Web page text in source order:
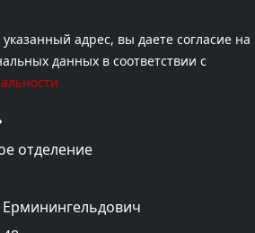
адрес, вы даете согласие на
данных в соответствии с
отделение